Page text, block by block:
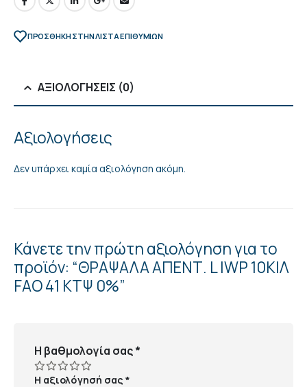
ΠΡΌΣΘΉΚΗ ΣΤΗΝ ΛΊΣΤΑ ΕΠΙΘΥΜΙΏΝ
ΑΞΙΟΛΟΓΉΣΕΙΣ (0)
Αξιολογήσεις
Δεν υπάρχει καμία αξιολόγηση ακόμη.
Κάνετε την πρώτη αξιολόγηση για το
προϊόν: “ΘΡΑΨΑΛΑ ΑΠΕΝΤ. L IWP 10ΚΙΛ
FAO 41 ΚΤΨ 0%”
Η βαθμολογία σας*
Η αξιολόγησή σας*